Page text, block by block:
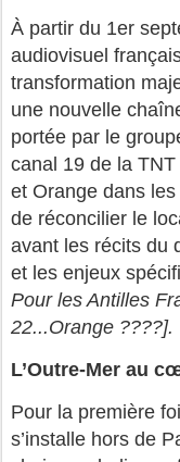
À partir du 1er
audiovisuel
transformation
une nouvelle
portée par le
canal 19 de la
et Orange dans
de réconcilier le
avant les récits du
et les enjeux
Pour les Antilles
22...Orange ????].
L’Outre-Mer au
Pour la première
s’installe hors de